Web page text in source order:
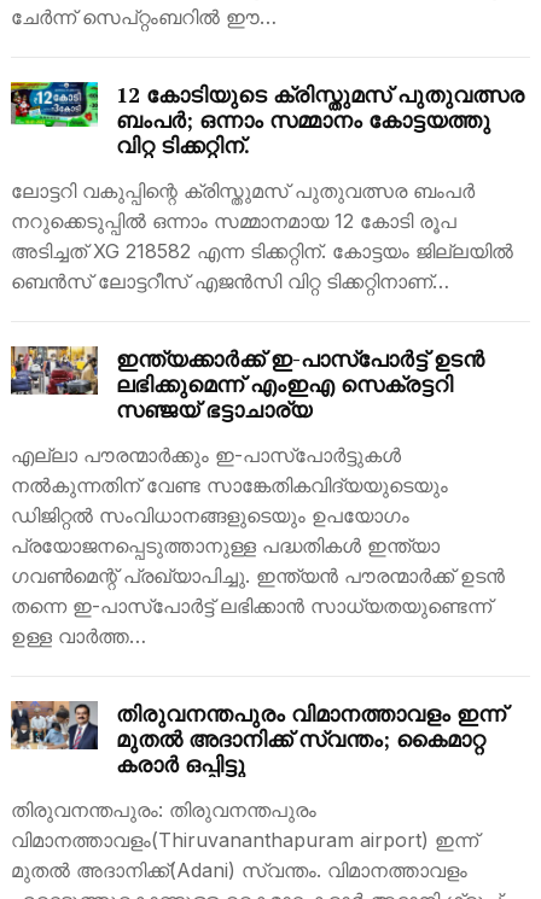
ചേർന്ന് സെപ്റ്റംബറിൽ ഈ…
12 കോടിയുടെ ക്രിസ്തുമസ് പുതുവത്സര
ബംപർ; ഒന്നാം സമ്മാനം കോട്ടയത്തു
വിറ്റ ടിക്കറ്റിന്.
ലോട്ടറി വകുപ്പിന്റെ ക്രിസ്തുമസ് പുതുവത്സര ബംപർ
നറുക്കെടുപ്പിൽ ഒന്നാം സമ്മാനമായ 12 കോടി രൂപ
അടിച്ചത് XG 218582 എന്ന ടിക്കറ്റിന്. കോട്ടയം ജില്ലയിൽ
ബെൻസ് ലോട്ടറീസ് എജൻസി വിറ്റ ടിക്കറ്റിനാണ്…
ഇന്ത്യക്കാർക്ക് ഇ-പാസ്‌പോർട്ട് ഉടൻ
ലഭിക്കുമെന്ന് എംഇഎ സെക്രട്ടറി
സഞ്ജയ് ഭട്ടാചാര്യ
എല്ലാ പൗരന്മാർക്കും ഇ-പാസ്‌പോർട്ടുകൾ
നൽകുന്നതിന് വേണ്ട സാങ്കേതികവിദ്യയുടെയും
ഡിജിറ്റൽ സംവിധാനങ്ങളുടെയും ഉപയോഗം
പ്രയോജനപ്പെടുത്താനുള്ള പദ്ധതികൾ ഇന്ത്യാ
ഗവൺമെന്റ് പ്രഖ്യാപിച്ചു. ഇന്ത്യൻ പൗരന്മാർക്ക് ഉടൻ
തന്നെ ഇ-പാസ്‌പോർട്ട് ലഭിക്കാൻ സാധ്യതയുണ്ടെന്ന്
ഉള്ള വാർത്ത…
തിരുവനന്തപുരം വിമാനത്താവളം ഇന്ന്
മുതൽ അദാനിക്ക് സ്വന്തം; കൈമാറ്റ
കരാർ ഒപ്പിട്ടു
തിരുവനന്തപുരം: തിരുവനന്തപുരം
വിമാനത്താവളം(Thiruvananthapuram airport) ഇന്ന്
മുതൽ അദാനിക്ക്(Adani) സ്വന്തം. വിമാനത്താവളം